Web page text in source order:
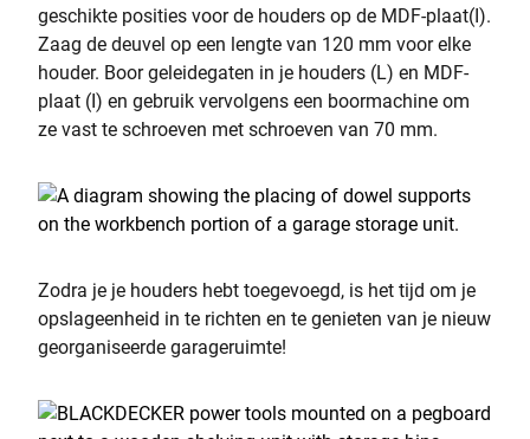
geschikte posities voor de houders op de MDF-plaat(I).
Zaag de deuvel op een lengte van 120 mm voor elke
houder. Boor geleidegaten in je houders (L) en MDF-
plaat (I) en gebruik vervolgens een boormachine om
ze vast te schroeven met schroeven van 70 mm.
Zodra je je houders hebt toegevoegd, is het tijd om je
opslageenheid in te richten en te genieten van je nieuw
georganiseerde garageruimte!